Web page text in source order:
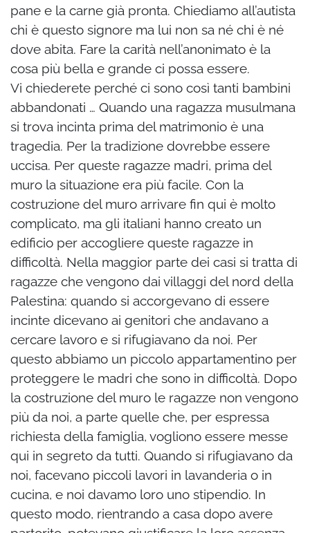
pane e la carne già pronta. Chiediamo all’autista
chi è questo signore ma lui non sa né chi è né
dove abita. Fare la carità nell’anonimato è la
cosa più bella e grande ci possa essere.
Vi chiederete perché ci sono così tanti bambini
abbandonati … Quando una ragazza musulmana
si trova incinta prima del matrimonio è una
tragedia. Per la tradizione dovrebbe essere
uccisa. Per queste ragazze madri, prima del
muro la situazione era più facile. Con la
costruzione del muro arrivare fin qui è molto
complicato, ma gli italiani hanno creato un
edificio per accogliere queste ragazze in
difficoltà. Nella maggior parte dei casi si tratta di
ragazze che vengono dai villaggi del nord della
Palestina: quando si accorgevano di essere
incinte dicevano ai genitori che andavano a
cercare lavoro e si rifugiavano da noi. Per
questo abbiamo un piccolo appartamentino per
proteggere le madri che sono in difficoltà. Dopo
la costruzione del muro le ragazze non vengono
più da noi, a parte quelle che, per espressa
richiesta della famiglia, vogliono essere messe
qui in segreto da tutti. Quando si rifugiavano da
noi, facevano piccoli lavori in lavanderia o in
cucina, e noi davamo loro uno stipendio. In
questo modo, rientrando a casa dopo avere